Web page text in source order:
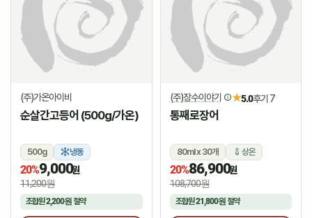
(주)가온아이비
순살간고등어 (500g/가온)
500g 냉동
20%9,000원
11,200원
조합원2,200원 절약
(주)장수이야기 ★5.0후기 7
통째로장어
80ml x 30개 상온
20%86,900원
108,700원
조합원21,800원절약